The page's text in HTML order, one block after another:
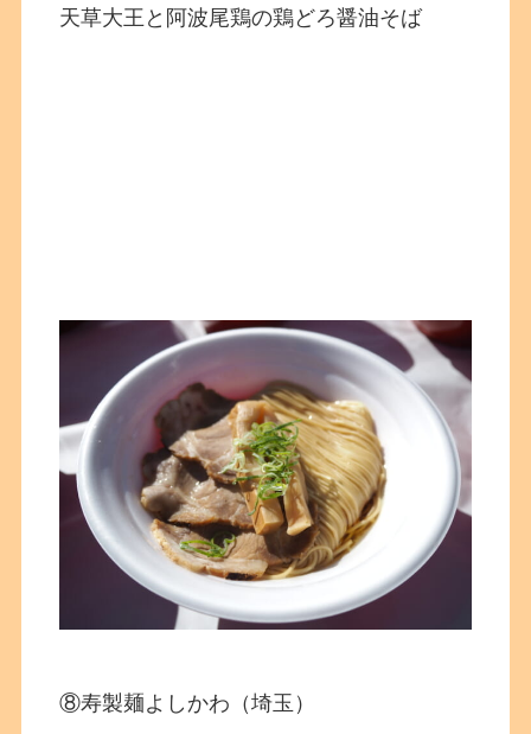
天草大王と阿波尾鶏の鶏どろ醤油そば
⑧寿製麺よしかわ（埼玉）